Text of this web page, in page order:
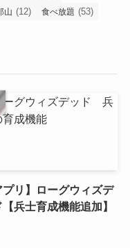
山 (12) 食べ放題 (53)
プリ】ローグウィズデ
【兵士育成機能追加】